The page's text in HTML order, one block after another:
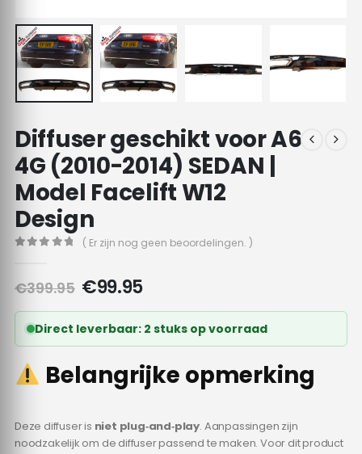
Diffuser geschikt voor A6
4G (2010-2014) SEDAN |
Model Facelift W12
Design
( Er zijn nog geen beoordelingen. )
€399.95 Oorspronkelijke
was:
€399.95.
€99.95Huidige
is:
€99.95.
Direct leverbaar: 2 stuks op voorraad
Belangrijke opmerking
Deze diffuser is niet plug‑and‑play. Aanpassingen zijn
noodzakelijk om de diffuser passend te maken. Voor dit product